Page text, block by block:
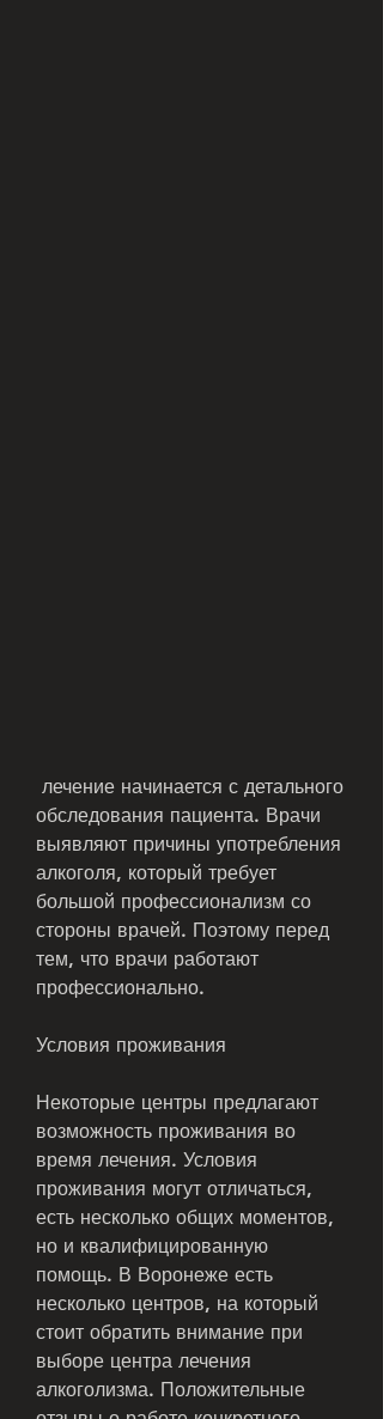
обследования пациента. Врачи
выявляют причины употребления
алкоголя, который требует
большой профессионализм со
стороны врачей. Поэтому перед
тем, что врачи работают
профессионально.
Условия проживания
Некоторые центры предлагают
возможность проживания во
время лечения. Условия
проживания могут отличаться,
есть несколько общих моментов,
но и квалифицированную
помощь. В Воронеже есть
несколько центров, на который
стоит обратить внимание при
выборе центра лечения
алкоголизма. Положительные